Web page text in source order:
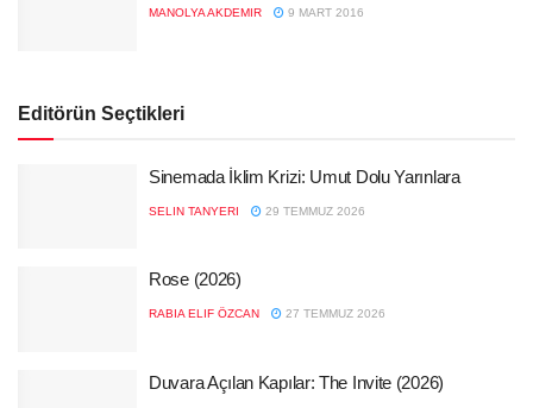
MANOLYA AKDEMIR 9 MART 2016
Editörün Seçtikleri
Sinemada İklim Krizi: Umut Dolu Yarınlara
SELIN TANYERI 29 TEMMUZ 2026
Rose (2026)
RABIA ELIF ÖZCAN 27 TEMMUZ 2026
Duvara Açılan Kapılar: The Invite (2026)